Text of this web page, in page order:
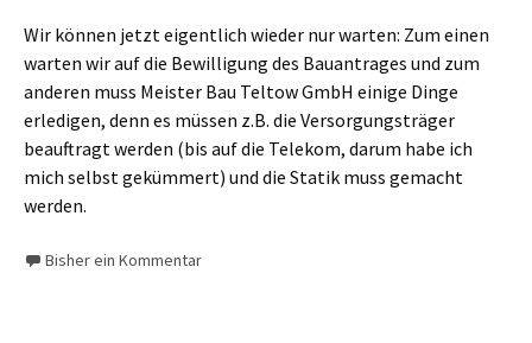
Wir können jetzt eigentlich wieder nur warten: Zum einen
warten wir auf die Bewilligung des Bauantrages und zum
anderen muss Meister Bau Teltow GmbH einige Dinge
erledigen, denn es müssen z.B. die Versorgungsträger
beauftragt werden (bis auf die Telekom, darum habe ich
mich selbst gekümmert) und die Statik muss gemacht
werden.
Bisher ein Kommentar